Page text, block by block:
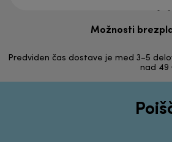
Možnosti
Predviden čas dostave je med 3–5
nad 49